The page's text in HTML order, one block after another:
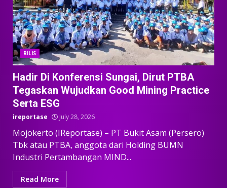
RILIS
Hadir Di Konferensi Sungai, Dirut PTBA
Tegaskan Wujudkan Good Mining Practice
Serta ESG
ireportase July 28, 2026
Mojokerto (IReportase) – PT Bukit Asam (Persero)
Tbk atau PTBA, anggota dari Holding BUMN
Industri Pertambangan MIND...
Read More